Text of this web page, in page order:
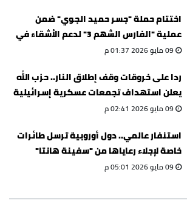
اختتام حملة "جسر حميد الجوي" ضمن
عملية "الفارس الشهم 3" لدعم الأشقاء في
غزة
09 مايو 2026 01:37 م
ردا على خروقات وقف إطلاق النار.. حزب الله
يعلن استهداف تجمعات عسكرية إسرائيلية
09 مايو 2026 02:41 م
استنفار عالمي.. دول أوروبية ترسل طائرات
خاصة لإجلاء رعاياها من "سفينة هانتا"
09 مايو 2026 05:01 م